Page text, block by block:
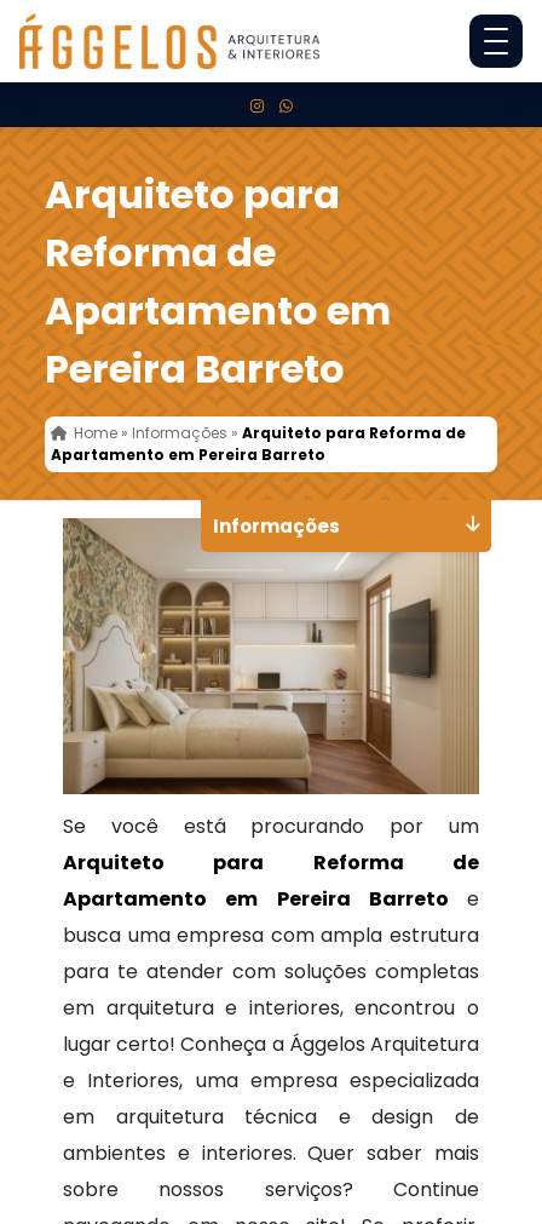
Arquiteto para
Reforma de
Apartamento em
Pereira Barreto
Home » Informações »Arquiteto para Reforma de
Apartamento em Pereira Barreto
Se você está procurando por um
Arquiteto para Reforma de
Apartamento em Pereira Barreto e
busca uma empresa com ampla estrutura
para te atender com soluções completas
em arquitetura e interiores, encontrou o
lugar certo! Conheça a Ággelos Arquitetura
e Interiores, uma empresa especializada
em arquitetura técnica e design de
ambientes e interiores. Quer saber mais
sobre nossos serviços? Continue
Informações